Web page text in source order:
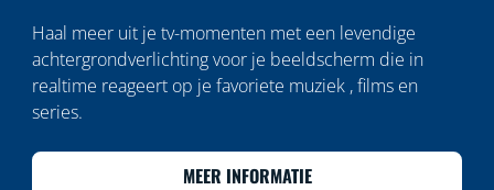
Haal meer uit je tv-momenten met een levendige
achtergrondverlichting voor je beeldscherm die in
realtime reageert op je favoriete muziek , films en
series.
MEER INFORMATIE